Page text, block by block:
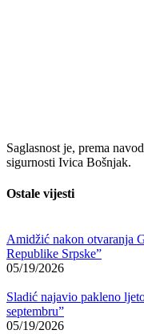
Saglasnost je, prema
sigurnosti Ivica Bošnjak.
Ostale vijesti
Amidžić nakon otvaranja
Republike Srpske”
05/19/2026
Sladić najavio pakleno
septembru”
05/19/2026